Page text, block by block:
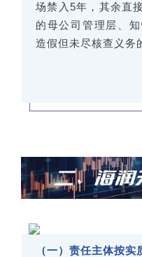
场禁入5年，其余直
的母公司管理层、
造假但未尽核查义务
（一）责任主体按实